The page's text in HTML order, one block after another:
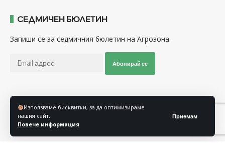
Използваме бисквитки, за да оптимизираме
нашия сайт.
Повече информация
Приемам
СЕДМИЧЕН БЮЛЕТИН
Запиши се за седмичния бюлетин на Агрозона.
Абонирай се
Последвайте ни